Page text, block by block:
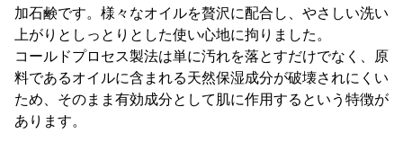
加石鹸です。様々なオイルを贅沢に配合し、やさしい洗い
上がりとしっとりとした使い心地に拘りました。
コールドプロセス製法は単に汚れを落とすだけでなく、原
料であるオイルに含まれる天然保湿成分が破壊されにくい
ため、そのまま有効成分として肌に作用するという特徴が
あります。